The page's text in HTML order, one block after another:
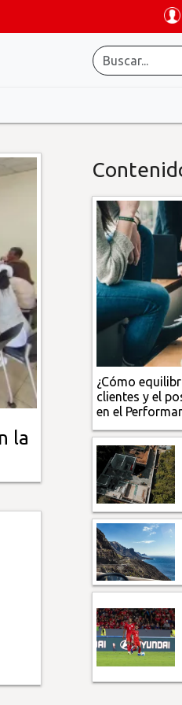
la
¿Cómo
clientes y el
en el